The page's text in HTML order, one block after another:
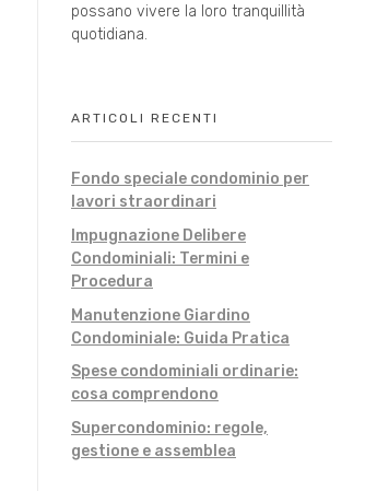
possano vivere la loro tranquillità
quotidiana.
ARTICOLI RECENTI
Fondo speciale condominio per
lavori straordinari
Impugnazione Delibere
Condominiali: Termini e
Procedura
Manutenzione Giardino
Condominiale: Guida Pratica
Spese condominiali ordinarie:
cosa comprendono
Supercondominio: regole,
gestione e assemblea